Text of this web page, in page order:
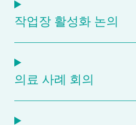
작업장 활성화 논의
의료 사례 회의